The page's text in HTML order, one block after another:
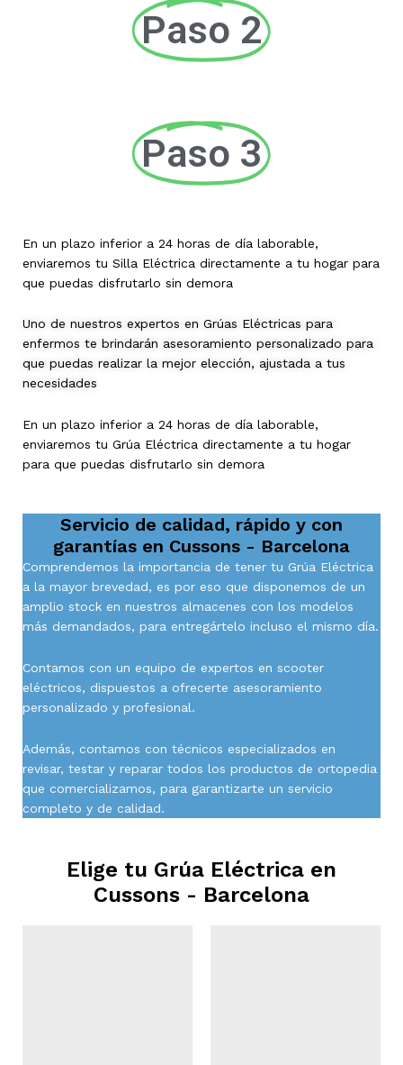
Paso 2
Paso 3
En un plazo inferior a 24 horas de día laborable,
enviaremos tu Silla Eléctrica directamente a tu hogar para
que puedas disfrutarlo sin demora
Uno de nuestros expertos en Grúas Eléctricas para
enfermos te brindarán asesoramiento personalizado para
que puedas realizar la mejor elección, ajustada a tus
necesidades
En un plazo inferior a 24 horas de día laborable,
enviaremos tu Grúa Eléctrica directamente a tu hogar
para que puedas disfrutarlo sin demora
Servicio de calidad, rápido y con
garantías en Cussons - Barcelona
Comprendemos la importancia de tener tu Grúa Eléctrica
a la mayor brevedad, es por eso que disponemos de un
amplio stock en nuestros almacenes con los modelos
más demandados, para entregártelo incluso el mismo día.
Contamos con un equipo de expertos en scooter
eléctricos, dispuestos a ofrecerte asesoramiento
personalizado y profesional.
Además, contamos con técnicos especializados en
revisar, testar y reparar todos los productos de ortopedia
que comercializamos, para garantizarte un servicio
completo y de calidad.
Elige tu Grúa Eléctrica en
Cussons - Barcelona